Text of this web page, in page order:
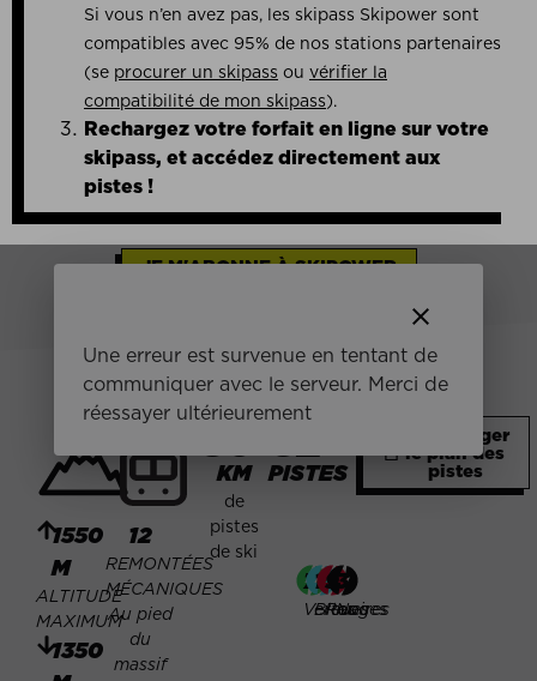
Si vous n’en avez pas, les skipass Skipower sont
compatibles avec 95% de nos stations partenaires
(se procurer un skipass ou vérifier la
compatibilité de mon skipass).
Rechargez votre forfait en ligne sur votre
skipass, et accédez directement aux
pistes !
JE M'ABONNE À SKIPOWER
EN CHIFFRES
1550
M
ALTITUDE
MAXIMUM
1350
12
REMONTÉES
MÉCANIQUES
Au pied
du
massif
36
KM
de
pistes
de ski
32
PISTES
7
Vertes
13
Bleues
9
Rouges
3
Noires
Télécharger
le plan des
pistes
clear
Une erreur est survenue en tentant de
communiquer avec le serveur. Merci de
réessayer ultérieurement